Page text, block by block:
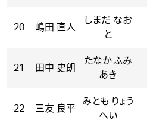
20 嶋田 直人
しまだ なお
と
21 田中 史朗
たなか ふみ
あき
22 三友 良平
みとも りょう
へい